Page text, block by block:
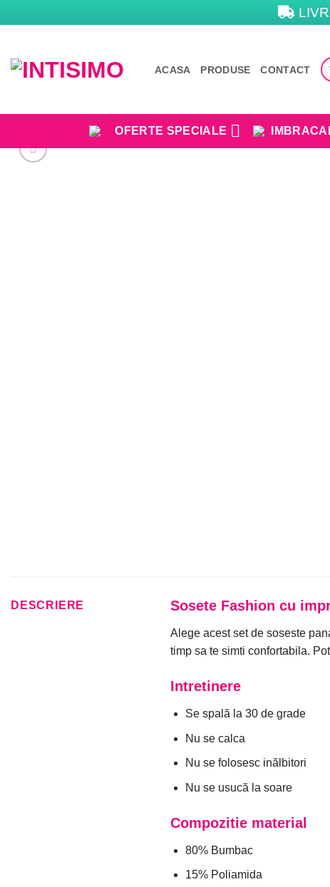
to
ACASA PRODUSE CONTACT
OFERTE SPECIALE
DESCRIERE Sosete Fashion cu
Alege acest set de soseste
timp sa te simti confortabila.
Intretinere
Se spală la 30 de grade
Nu se calca
Nu se folosesc inălbitori
Nu se usucă la soare
Compozitie material
80% Bumbac
15% Poliamida